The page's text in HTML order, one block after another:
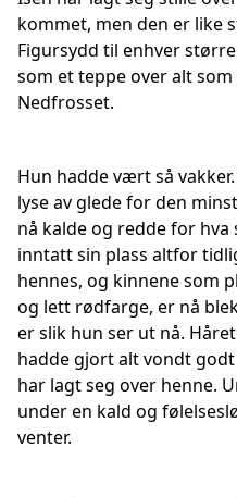
kommet, men den er like
Figursydd til enhver
som et teppe over alt
Nedfrosset.
Hun hadde vært så
lyse av glede for den
nå kalde og redde for hva
inntatt sin plass altfor
hennes, og kinnene som
og lett rødfarge, er nå
er slik hun ser ut nå.
hadde gjort alt vondt
har lagt seg over henne.
under en kald og
venter.